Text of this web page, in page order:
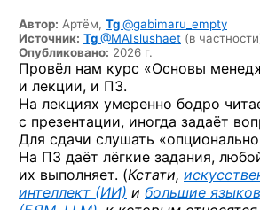
Автор: Артём, Tg@gabimaru_empty
Источник: Tg@MAIslushaet (в
Опубликовано: 2026 г.
Провёл нам курс «Основы
и лекции, и ПЗ.
На лекциях умеренно бодро
с презентации, иногда задаёт
Для сдачи слушать
На ПЗ даёт лёгкие задания,
их выполняет. (Кстати,
интеллект (ИИ) и большие